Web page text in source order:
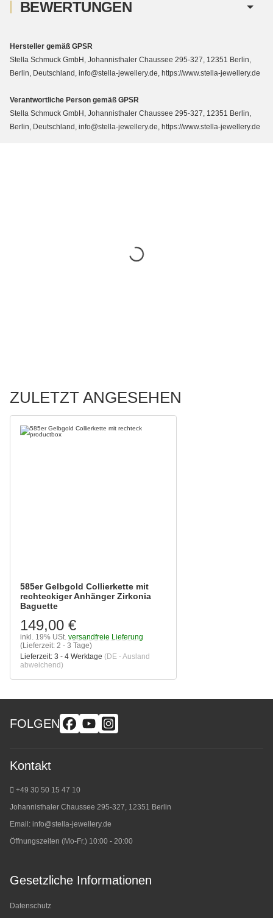
BEWERTUNGEN
Hersteller gemäß GPSR
Stella Schmuck GmbH, Johannisthaler Chaussee 295-327, 12351 Berlin,
Berlin, Deutschland, info@stella-jewellery.de, https://www.stella-jewellery.de
Verantwortliche Person gemäß GPSR
Stella Schmuck GmbH, Johannisthaler Chaussee 295-327, 12351 Berlin,
Berlin, Deutschland, info@stella-jewellery.de, https://www.stella-jewellery.de
ZULETZT ANGESEHEN
585er Gelbgold Collierkette mit
rechteckiger Anhänger Zirkonia
Baguette
149,00 €
inkl. 19% USt. versandfreie Lieferung
(Lieferzeit: 2 - 3 Tage)
Lieferzeit: 3 - 4 Werktage (DE - Ausland
abweichend)
FOLGEN
Kontakt
+49 30 50 15 47 10
Johannisthaler Chaussee 295-327, 12351 Berlin
Email: info@stella-jewellery.de
Öffnungszeiten (Mo-Fr.) 10:00 - 20:00
Gesetzliche Informationen
Datenschutz